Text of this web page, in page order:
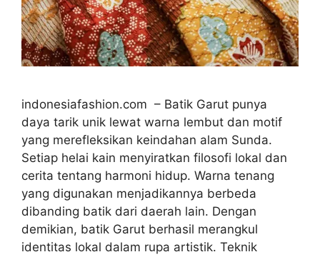
indonesiafashion.com – Batik Garut punya
daya tarik unik lewat warna lembut dan motif
yang merefleksikan keindahan alam Sunda.
Setiap helai kain menyiratkan filosofi lokal dan
cerita tentang harmoni hidup. Warna tenang
yang digunakan menjadikannya berbeda
dibanding batik dari daerah lain. Dengan
demikian, batik Garut berhasil merangkul
identitas lokal dalam rupa artistik. Teknik